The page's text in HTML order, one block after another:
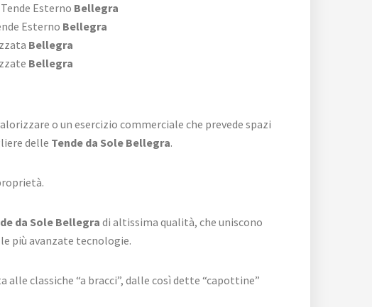
Esterno Bellegra
Esterno Bellegra
Bellegra
Bellegra
o un esercizio commerciale che prevede spazi
delle Tende da Sole Bellegra.
da Sole Bellegradi altissima qualità, che uniscono
più avanzate tecnologie.
alle classiche “a bracci”, dalle così dette “capottine”